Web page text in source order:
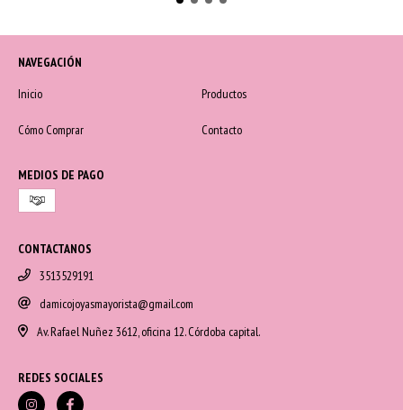
NAVEGACIÓN
Inicio
Productos
Cómo Comprar Contacto
MEDIOS DE PAGO
CONTACTANOS
3513529191
damicojoyasmayorista@gmail.com
Av. Rafael Nuñez 3612, oficina 12. Córdoba capital.
REDES SOCIALES